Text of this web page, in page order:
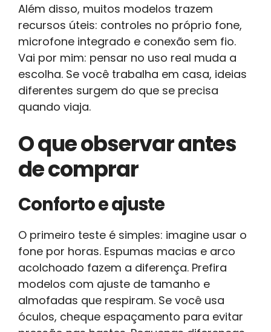
Além disso, muitos modelos trazem
recursos úteis: controles no próprio fone,
microfone integrado e conexão sem fio.
Vai por mim: pensar no uso real muda a
escolha. Se você trabalha em casa, ideias
diferentes surgem do que se precisa
quando viaja.
O que observar antes
de comprar
Conforto e ajuste
O primeiro teste é simples: imagine usar o
fone por horas. Espumas macias e arco
acolchoado fazem a diferença. Prefira
modelos com ajuste de tamanho e
almofadas que respiram. Se você usa
óculos, cheque espaçamento para evitar